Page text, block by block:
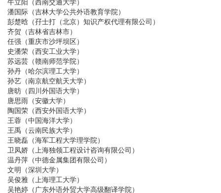
潘国际（吉林大学公共外语教育学院）
彭楚晗（孖士打（北京）知识产权代理有限公司）
齐贺（吉林省吉林市）
任强（重庆市沙坪坝区）
史潘荣（西安工业大学）
苏远芸（赣南师范学院）
孙丹（哈尔滨理工大学）
孙艺（南京航空航天大学）
唐昉（四川外国语大学）
唐思雨（安徽大学）
陶国荣（西安外国语大学）
王蓉（中国海洋大学）
王禹（云南民族大学）
王晓磊（海军工程大学理学院）
卫凤娇（上海独领工程设计咨询有限公司）
温丹萍（中德金属集团有限公司）
文明（深圳大学）
吴俊雅（上海理工大学）
吴艳婷（广东外语外贸大学高级翻译学院）